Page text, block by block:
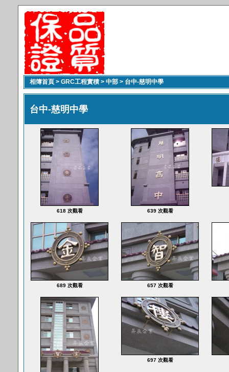
相簿首頁 > GRC工程實積 > 中部 > 台中-慈明中學
台中-慈明中學
618 次觀看 639 次觀看
689 次觀看 657 次觀看
697 次觀看